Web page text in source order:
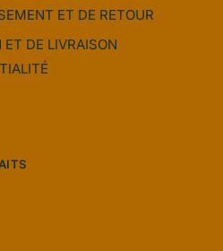
ET DE RETOUR
ET DE LIVRAISON